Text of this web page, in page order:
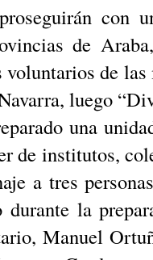
con
de
de las
luego
una
de institutos,
a tres
durante la
Manuel